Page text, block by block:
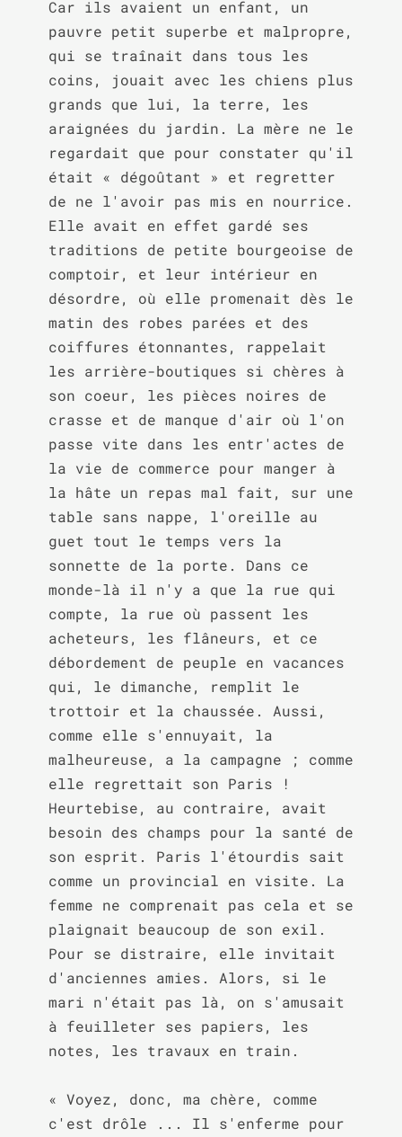
Car ils avaient un enfant, un
pauvre petit superbe et malpropre,
qui se traînait dans tous les
coins, jouait avec les chiens plus
grands que lui, la terre, les
araignées du jardin. La mère ne le
regardait que pour constater qu'il
était « dégoûtant » et regretter
de ne l'avoir pas mis en nourrice.
Elle avait en effet gardé ses
traditions de petite bourgeoise de
comptoir, et leur intérieur en
désordre, où elle promenait dès le
matin des robes parées et des
coiffures étonnantes, rappelait
les arrière-boutiques si chères à
son coeur, les pièces noires de
crasse et de manque d'air où l'on
passe vite dans les entr'actes de
la vie de commerce pour manger à
la hâte un repas mal fait, sur une
table sans nappe, l'oreille au
guet tout le temps vers la
sonnette de la porte. Dans ce
monde-là il n'y a que la rue qui
compte, la rue où passent les
acheteurs, les flâneurs, et ce
débordement de peuple en vacances
qui, le dimanche, remplit le
trottoir et la chaussée. Aussi,
comme elle s'ennuyait, la
malheureuse, a la campagne ; comme
elle regrettait son Paris !
Heurtebise, au contraire, avait
besoin des champs pour la santé de
son esprit. Paris l'étourdis sait
comme un provincial en visite. La
femme ne comprenait pas cela et se
plaignait beaucoup de son exil.
Pour se distraire, elle invitait
d'anciennes amies. Alors, si le
mari n'était pas là, on s'amusait
à feuilleter ses papiers, les
notes, les travaux en train.
« Voyez, donc, ma chère, comme
c'est drôle ... Il s'enferme pour